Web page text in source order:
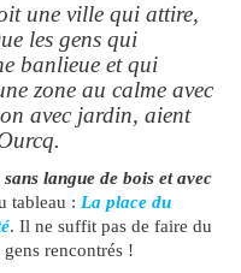
une ville qui attire,
les gens qui
banlieue et qui
zone au calme avec
avec jardin, aient
sans langue de bois et avec
tableau : La place du
. Il ne suffit pas de faire du
rencontrés !